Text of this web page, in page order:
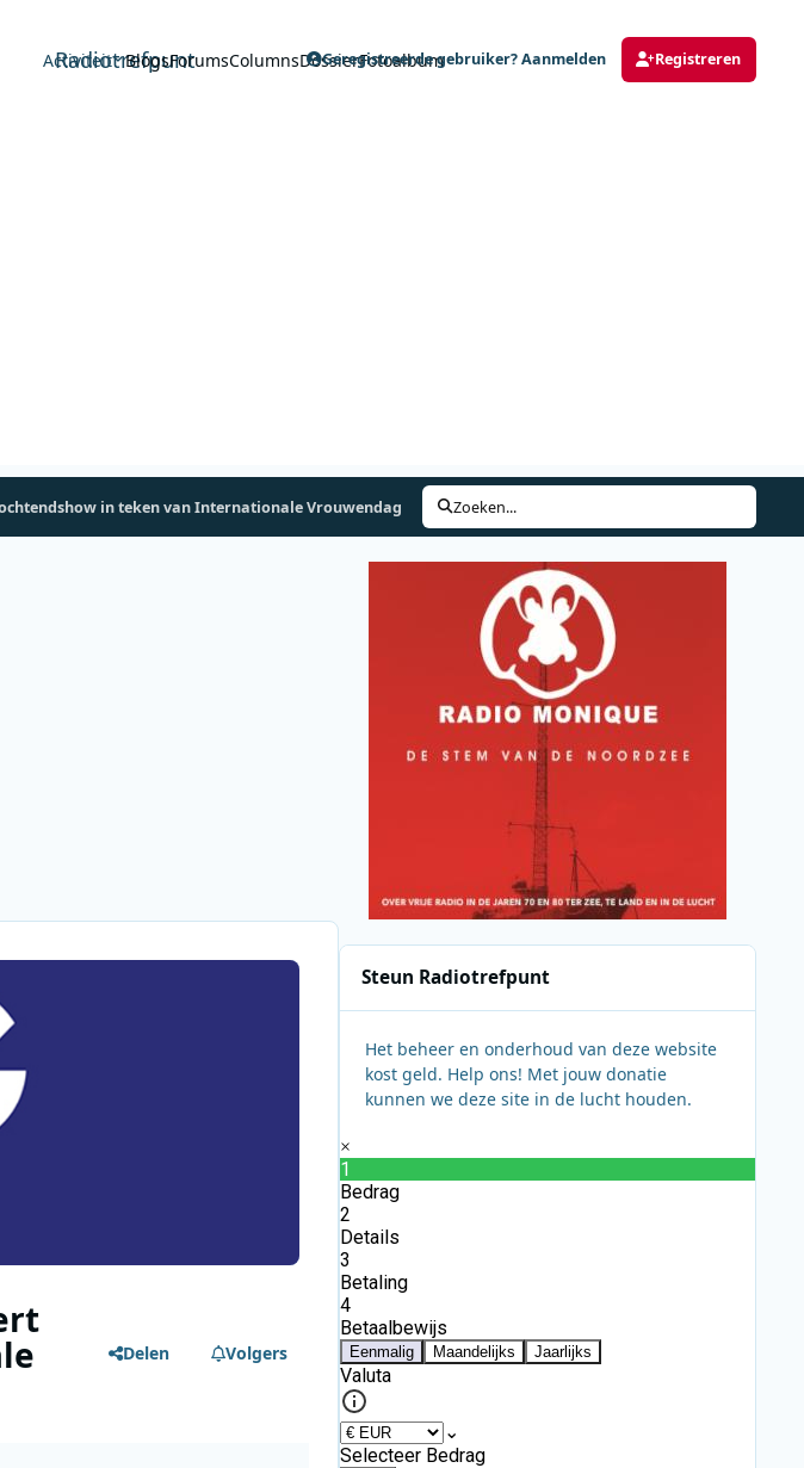
Radiotrefpunt
Activiteit BlogsForumsColumnsDossierFotoalbum
Geregistreerde gebruiker? Aanmelden Registreren
ochtendshow in teken van Internationale Vrouwendag Zoeken...
Delen Volgers
Steun Radiotrefpunt
Het beheer en onderhoud van deze website
kost geld. Help ons! Met jouw donatie
kunnen we deze site in de lucht houden.